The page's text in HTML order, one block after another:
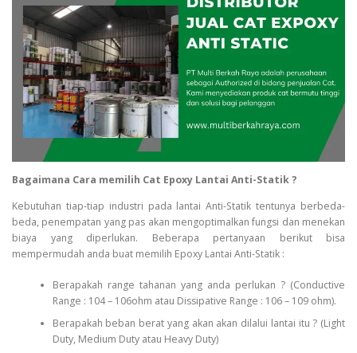
Bagaimana Cara memilih Cat Epoxy Lantai Anti-Statik ?
Kebutuhan tiap-tiap industri pada lantai Anti-Statik tentunya berbeda-
beda, penempatan yang pas akan mengoptimalkan fungsi dan menekan
biaya yang diperlukan. Beberapa pertanyaan berikut bisa
mempermudah anda buat memilih Epoxy Lantai Anti-Statik :
Berapakah range tahanan yang anda perlukan ? (Conductive
Range : 104 – 106ohm atau Dissipative Range : 106 – 109 ohm).
Berapakah beban berat yang akan akan dilalui lantai itu ? (Light
Duty, Medium Duty atau Heavy Duty)